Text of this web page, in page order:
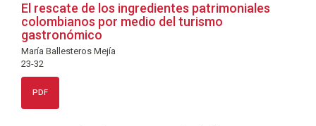
El rescate de los ingredientes patrimoniales
colombianos por medio del turismo
gastronómico
María Ballesteros Mejía
23-32
PDF